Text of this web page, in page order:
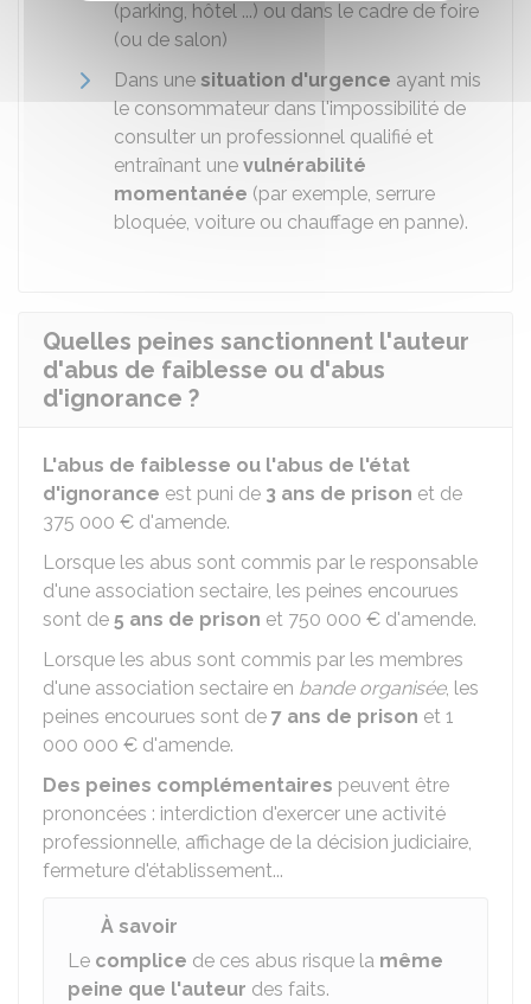
(parking, hôtel ...) ou dans le cadre de foire
(ou de salon)
Dans une situation d'urgence ayant mis
le consommateur dans l'impossibilité de
consulter un professionnel qualifié et
entraînant une vulnérabilité
momentanée (par exemple, serrure
bloquée, voiture ou chauffage en panne).
Quelles peines sanctionnent l'auteur
d'abus de faiblesse ou d'abus
d'ignorance ?
L'abus de faiblesse ou l'abus de l'état
d'ignorance est puni de 3 ans de prison et de
375 000 € d'amende.
Lorsque les abus sont commis par le responsable
d'une association sectaire, les peines encourues
sont de 5 ans de prison et 750 000 € d'amende.
Lorsque les abus sont commis par les membres
d'une association sectaire en bande organisée, les
peines encourues sont de 7 ans de prison et 1
000 000 € d'amende.
Des peines complémentaires peuvent être
prononcées : interdiction d'exercer une activité
professionnelle, affichage de la décision judiciaire,
fermeture d'établissement...
À savoir
Le complice de ces abus risque la même
peine que l'auteur des faits.